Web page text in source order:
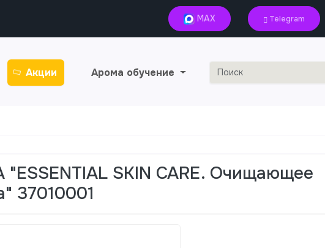
MAX Telegram
Акции Арома обучение
"ESSENTIAL SKIN CARE. Очищающее
37010001